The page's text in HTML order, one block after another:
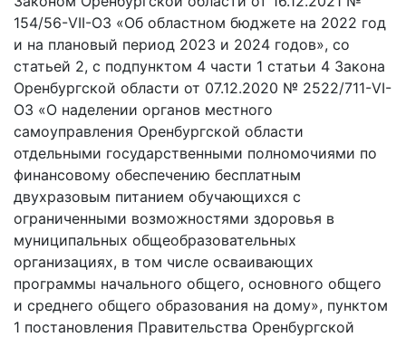
154/56-VII-ОЗ «Об областном бюджете на 2022 год
и на плановый период 2023 и 2024 годов», со
статьей 2, с подпунктом 4 части 1 статьи 4 Закона
Оренбургской области от 07.12.2020 № 2522/711-VI-
ОЗ «О наделении органов местного
самоуправления Оренбургской области
отдельными государственными полномочиями по
финансовому обеспечению бесплатным
двухразовым питанием обучающихся с
ограниченными возможностями здоровья в
муниципальных общеобразовательных
организациях, в том числе осваивающих
программы начального общего, основного общего
и среднего общего образования на дому», пунктом
1 постановления Правительства Оренбургской